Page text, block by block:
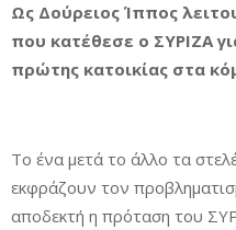
Ως Δούρειος Ίππος
που κατέθεσε ο ΣΥΡΙΖΑ
πρώτης κατοικίας στα
Το ένα μετά το άλλο τα
εκφράζουν τον
αποδεκτή η πρόταση του